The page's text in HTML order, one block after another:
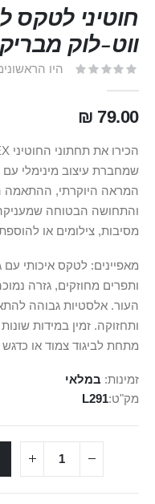
ווט-לוק
היו
79.00 ₪
שמחברת עיצוב מינימלי
המראה היוקרתי, ההתאמה
והתחושה הבטוחה שמעניקה
מסיבות, צילומים או
מאפיינים: לטקס איכותי
ותפרים מחוזקים, גזרה
העור. אלסטיות גבוהה
ותחזוקה. זמין במידות
מתחת לביגוד צמוד או כדגש
זמינות: במלאי
מק"ט L291